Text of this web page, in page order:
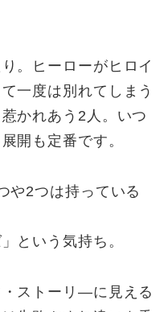
。ヒーローがヒロイ
一度は別れてしまう
かれあう2人。いつ
開も定番です。
や2つは持っている
という気持ち。
ストーリ―に見える